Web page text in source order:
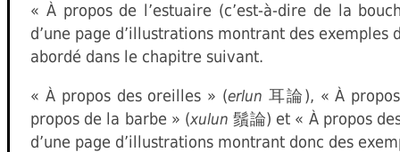
« À propos de l’estuaire (c’est-à-dire de la
d’une page d’illustrations montrant des exemples
abordé dans le chapitre suivant.
« À propos des oreilles » (erlun 耳論), « À
propos de la barbe » (xulun 鬚論) et « À propos
d’une page d’illustrations montrant donc des